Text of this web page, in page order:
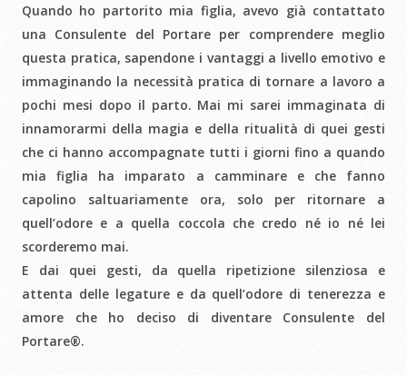
Quando ho partorito mia figlia, avevo già contattato
una Consulente del Portare per comprendere meglio
questa pratica, sapendone i vantaggi a livello emotivo e
immaginando la necessità pratica di tornare a lavoro a
pochi mesi dopo il parto. Mai mi sarei immaginata di
innamorarmi della magia e della ritualità di quei gesti
che ci hanno accompagnate tutti i giorni fino a quando
mia figlia ha imparato a camminare e che fanno
capolino saltuariamente ora, solo per ritornare a
quell’odore e a quella coccola che credo né io né lei
scorderemo mai.
E dai quei gesti, da quella ripetizione silenziosa e
attenta delle legature e da quell’odore di tenerezza e
amore che ho deciso di diventare Consulente del
Portare®.